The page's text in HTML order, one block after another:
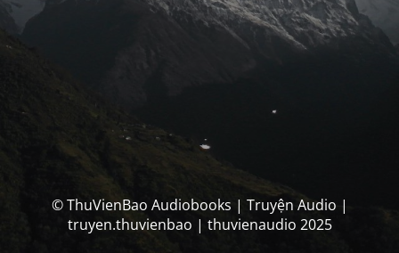
© ThuVienBao Audiobooks | Truyện Audio |
truyen.thuvienbao | thuvienaudio 2025